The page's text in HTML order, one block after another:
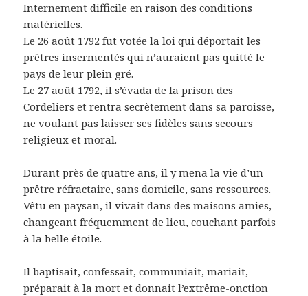
Internement difficile en raison des conditions
matérielles.
Le 26 août 1792 fut votée la loi qui déportait les
prêtres insermentés qui n’auraient pas quitté le
pays de leur plein gré.
Le 27 août 1792, il s’évada de la prison des
Cordeliers et rentra secrètement dans sa paroisse,
ne voulant pas laisser ses fidèles sans secours
religieux et moral.
Durant près de quatre ans, il y mena la vie d’un
prêtre réfractaire, sans domicile, sans ressources.
Vêtu en paysan, il vivait dans des maisons amies,
changeant fréquemment de lieu, couchant parfois
à la belle étoile.
Il baptisait, confessait, communiait, mariait,
préparait à la mort et donnait l’extrême-onction